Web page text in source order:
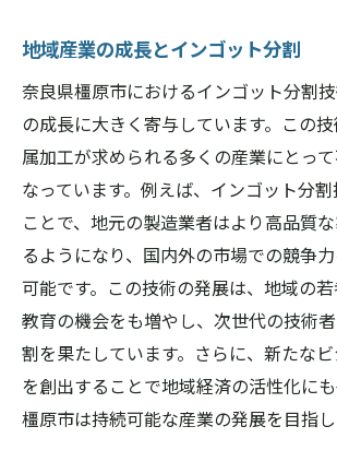
地域産業の成長とインゴット分割
奈良県橿原市におけるインゴット分割
の成長に大きく寄与しています。この
属加工が求められる多くの産業にとっ
なっています。例えば、インゴット分
ことで、地元の製造業者はより高品質
るようになり、国内外の市場での競争
可能です。この技術の発展は、地域の
教育の機会をも増やし、次世代の技術
割を果たしています。さらに、新たな
を創出することで地域経済の活性化にも
橿原市は持続可能な産業の発展を目指し